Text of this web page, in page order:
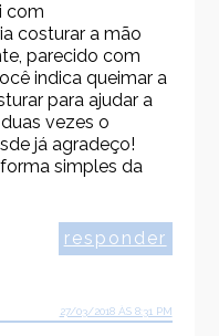
com
costurar a mão
parecido com
indica queimar a
para ajudar a
vezes o
já agradeço!
simples da
responder
27/03/2018 ÀS 8:31 PM